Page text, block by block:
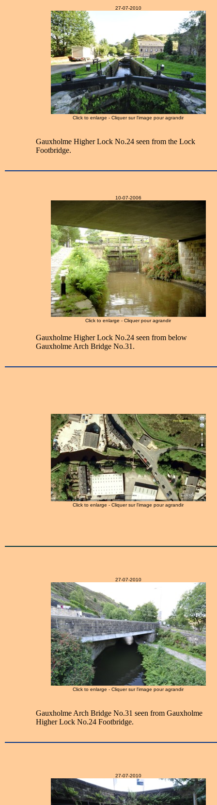
27-07-2010
Click to enlarge - Cliquer sur l'image pour agrandir
Gauxholme Higher Lock No.24 seen from the Lock
Footbridge.
10-07-2006
Click to enlarge - Cliquer pour agrandir
Gauxholme Higher Lock No.24 seen from below
Gauxholme Arch Bridge No.31.
Click to enlarge - Cliquer sur l'image pour agrandir
27-07-2010
Click to enlarge - Cliquer sur l'image pour agrandir
Gauxholme Arch Bridge No.31 seen from Gauxholme
Higher Lock No.24 Footbridge.
27-07-2010